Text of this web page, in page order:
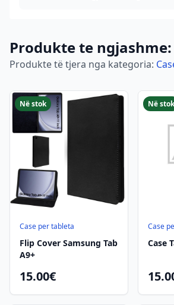
Produkte te ngjashme:
Produkte të tjera nga kategoria:
Case per tableta
Flip Cover Samsung Tab
A9+
15.00€
Në stok
Case
Case
Në stok